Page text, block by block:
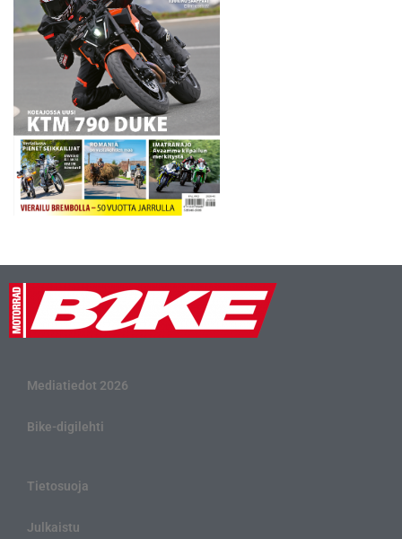
Mediatiedot 2026
Bike-digilehti
Tietosuoja
Julkaistu